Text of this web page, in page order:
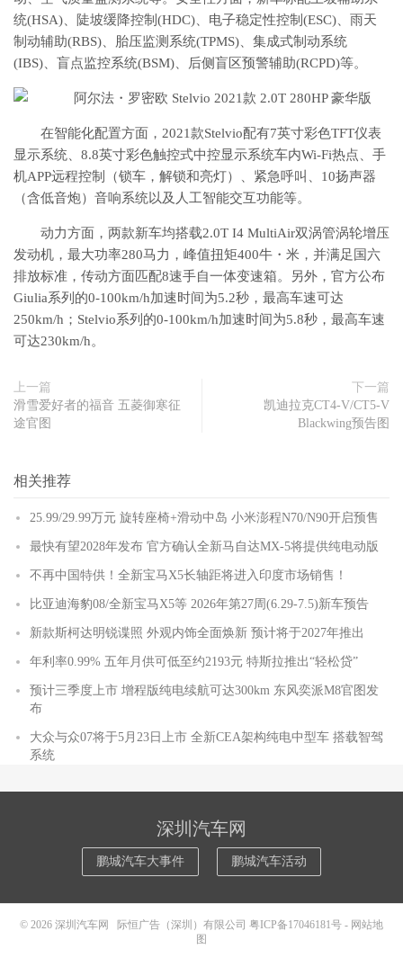
统(HSA)、陡坡缓降控制(HDC)、电子稳定性控制(ESC)、雨天
制动辅助(RBS)、胎压监测系统(TPMS)、集成式制动系统
(IBS)、盲点监控系统(BSM)、后侧盲区预警辅助(RCPD)等。
在智能化配置方面，2021款Stelvio配有7英寸彩色TFT仪表
显示系统、8.8英寸彩色触控式中控显示系统车内Wi-Fi热点、手
机APP远程控制（锁车，解锁和亮灯）、紧急呼叫、10扬声器
（含低音炮）音响系统以及人工智能交互功能等。
动力方面，两款新车均搭载2.0T I4 MultiAir双涡管涡轮增压
发动机，最大功率280马力，峰值扭矩400牛・米，并满足国六
排放标准，传动方面匹配8速手自一体变速箱。另外，官方公布
Giulia系列的0-100km/h加速时间为5.2秒，最高车速可达
250km/h；Stelvio系列的0-100km/h加速时间为5.8秒，最高车速
可达230km/h。
上一篇
滑雪爱好者的福音 五菱御寒征
途官图
下一篇
凯迪拉克CT4-V/CT5-V
Blackwing预告图
相关推荐
25.99/29.99万元 旋转座椅+滑动中岛 小米澎程N70/N90开启预售
最快有望2028年发布 官方确认全新马自达MX-5将提供纯电动版
不再中国特供！全新宝马X5长轴距将进入印度市场销售！
比亚迪海豹08/全新宝马X5等 2026年第27周(6.29-7.5)新车预告
新款斯柯达明锐谍照 外观内饰全面焕新 预计将于2027年推出
年利率0.99% 五年月供可低至约2193元 特斯拉推出“轻松贷”
预计三季度上市 增程版纯电续航可达300km 东风奕派M8官图发
布
大众与众07将于5月23日上市 全新CEA架构纯电中型车 搭载智驾
系统
深圳汽车网
鹏城汽车大事件 鹏城汽车活动
© 2026 深圳汽车网 际恒广告（深圳）有限公司 粤ICP备17046181号 - 网站地
图